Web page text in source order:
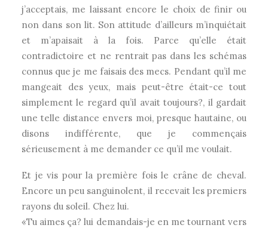
j’acceptais, me laissant encore le choix de finir ou
non dans son lit. Son attitude d’ailleurs m’inquiétait
et m’apaisait à la fois. Parce qu’elle était
contradictoire et ne rentrait pas dans les schémas
connus que je me faisais des mecs. Pendant qu’il me
mangeait des yeux, mais peut-être était-ce tout
simplement le regard qu’il avait toujours?, il gardait
une telle distance envers moi, presque hautaine, ou
disons indifférente, que je commençais
sérieusement à me demander ce qu’il me voulait.
Et je vis pour la première fois le crâne de cheval.
Encore un peu sanguinolent, il recevait les premiers
rayons du soleil. Chez lui.
«Tu aimes ça? lui demandais-je en me tournant vers